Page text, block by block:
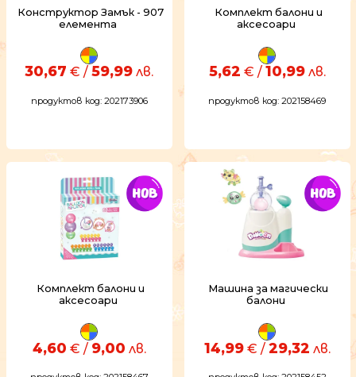
Конструктор Замък - 907
елемента
30,67 € / 59,99 лв.
продуктов код: 202173906
Комплект балони и
аксесоари
5,62 € / 10,99лв.
продуктов код: 202158469
Комплект балони и
аксесоари
4,60 € / 9,00 лв.
Машина за магически
балони
14,99€ / 29,32 лв.